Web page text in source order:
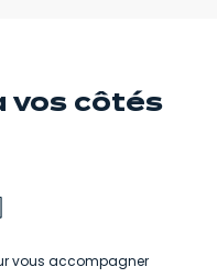
vos côtés
vous accompagner